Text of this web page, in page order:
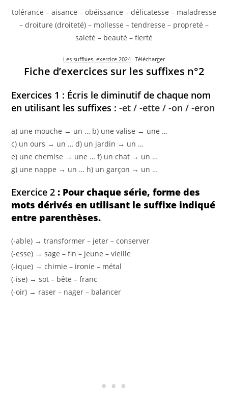
tolérance – aisance – obéissance – délicatesse – maladresse
– droiture (droiteté) – mollesse – tendresse – propreté –
saleté – beauté – fierté
Les suffixes. exercice 2024 Télécharger
Fiche d’exercices sur les suffixes n°2
Exercices 1 : Écris le diminutif de chaque nom
en utilisant les suffixes : -et / -ette / -on / -eron
a) une mouche → un … b) une valise → une …
c) un ours → un … d) un jardin → un …
e) une chemise → une … f) un chat → un …
g) une nappe → un … h) un garçon → un …
Exercice 2: Pour chaque série, forme des
mots dérivés en utilisant le suffixe indiqué
entre parenthèses.
(-able) → transformer – jeter – conserver
(-esse) → sage – fin – jeune – vieille
(-ique) → chimie – ironie – métal
(-ise) → sot – bête – franc
(-oir) → raser – nager – balancer